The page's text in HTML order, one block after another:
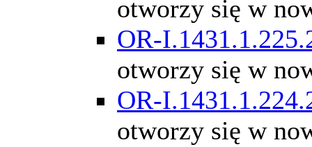
otworzy się w
OR-
otworzy się w
OR-
otworzy się w